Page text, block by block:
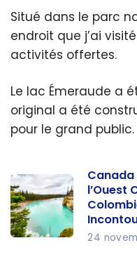
Situé dans le parc
endroit que j’ai
activités offertes.
Le lac Émeraude a
original a été
pour le grand public.
Canada
l’Ouest
24